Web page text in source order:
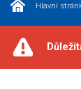
Hlavní